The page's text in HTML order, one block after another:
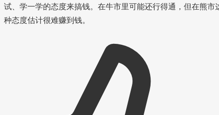
试、学一学的态度来搞钱。在牛市里可能还行得通，但在熊市
种态度估计很难赚到钱。